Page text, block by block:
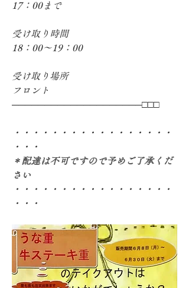
17：00まで
受け取り時間
18：00～19：00
受け取り場所
フロント
────────────────────□□□
・・・・・・・・・・・・・・・・・
・・・
＊配達は不可ですので予めご了承くだ
さい
・・・・・・・・・・・・・・・・・
・・・